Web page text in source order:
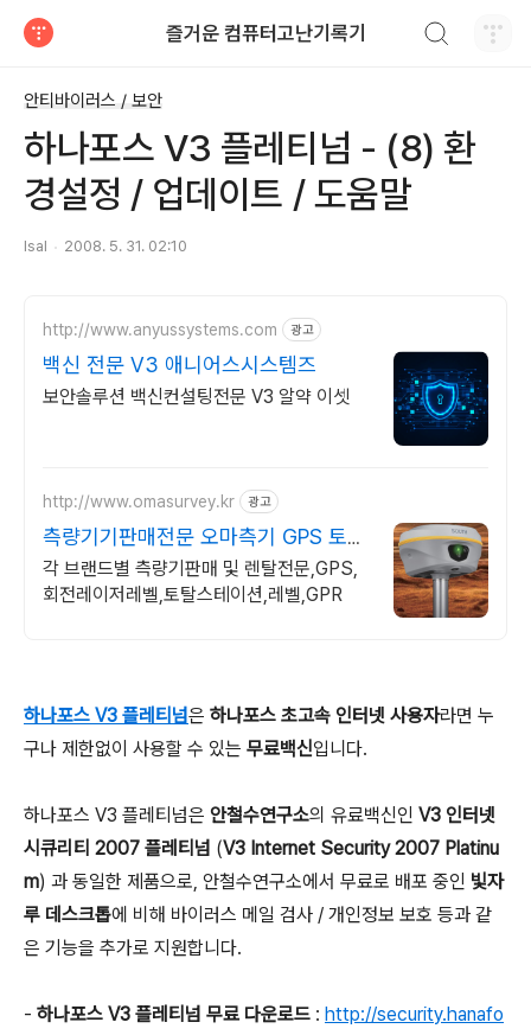
즐거운 컴퓨터고난기록기
안티바이러스 / 보안
하나포스 V3 플레티넘 - (8) 환
경설정 / 업데이트 / 도움말
lsal 2008. 5. 31. 02:10
http://www.anyussystems.com 광고
백신 전문 V3 애니어스시스템즈
보안솔루션 백신컨설팅전문 V3 알약 이셋
http://www.omasurvey.kr 광고
측량기기판매전문 오마측기 GPS 토목
설계 및 시공측량
각 브랜드별 측량기판매 및 렌탈전문,GPS,
회전레이저레벨,토탈스테이션,레벨,GPR
하나포스 V3 플레티넘은 하나포스 초고속 인터넷 사용자라면 누
구나 제한없이 사용할 수 있는 무료백신입니다.
하나포스 V3 플레티넘은 안철수연구소의 유료백신인 V3 인터넷
시큐리티 2007 플레티넘 (V3 Internet Security 2007 Platinu
m) 과 동일한 제품으로, 안철수연구소에서 무료로 배포 중인 빛자
루 데스크톱에 비해 바이러스 메일 검사 / 개인정보 보호 등과 같
은 기능을 추가로 지원합니다.
- 하나포스 V3 플레티넘 무료 다운로드 : http://security.hanafo